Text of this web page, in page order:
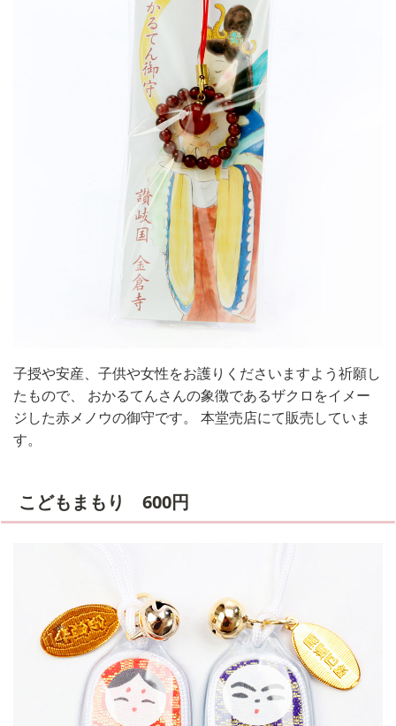
子授や安産、子供や女性をお護りくださいますよう祈願し
たもので、 おかるてんさんの象徴であるザクロをイメー
ジした赤メノウの御守です。 本堂売店にて販売していま
す。
こどもまもり 600円